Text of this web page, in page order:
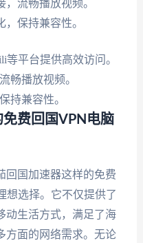
流畅播放视频。
保持兼容性。
平台提供高效访问。
畅播放视频。
持兼容性。
费回国VPN电脑
回国加速器这样的免费
想选择。它不仅提供了
动生活方式，满足了海
方面的网络需求。无论